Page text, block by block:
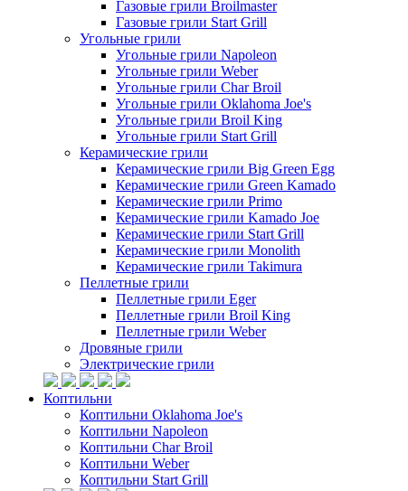
Газовые грили Broilmaster
Газовые грили Start Grill
Угольные грили
Угольные грили Napoleon
Угольные грили Weber
Угольные грили Char Broil
Угольные грили Oklahoma Joe's
Угольные грили Broil King
Угольные грили Start Grill
Керамические грили
Керамические грили Big Green Egg
Керамические грили Green Kamado
Керамические грили Primo
Керамические грили Kamado Joe
Керамические грили Start Grill
Керамические грили Monolith
Керамические грили Takimura
Пеллетные грили
Пеллетные грили Eger
Пеллетные грили Broil King
Пеллетные грили Weber
Дровяные грили
Электрические грили
Коптильни
Коптильни Oklahoma Joe's
Коптильни Napoleon
Коптильни Char Broil
Коптильни Weber
Коптильни Start Grill